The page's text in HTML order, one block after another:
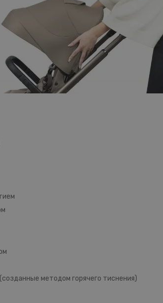
методом горячего тиснения)